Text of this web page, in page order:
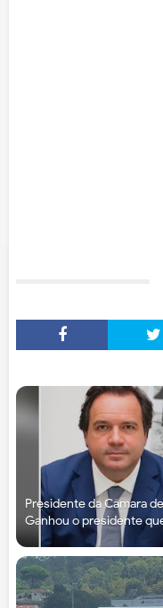
Presidente da Câmara
Ganhou o presidente